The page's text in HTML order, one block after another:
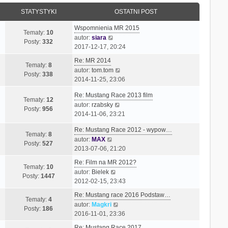
STATYSTYKI OSTATNI POST
Tematy:10
Posty:332
Wspomnienia MR 2015
autor: siara
y
e
t
l
n
j
o
s
z
y
p
o
s
2017-12-17, 20:24
Tematy: 8
Posty:338
Re: MR 2014
autor: tom.tom
y
w
e
l
a
j
o
s
y
p
2014-11-25, 23:06
Tematy:12
Posty:956
Re: Mustang Race 2013 film
autor: rzabsky
y
w
e
t
l
n
j
o
2014-11-06, 23:21
Tematy: 8
Posty:527
Re: Mustang Race 2012 - wypow…
autor: MAX
y
w
i
e
t
l
n
2013-07-06, 21:20
Tematy:10
Posty: 1447
Re: Film na MR 2012?
autor: Bielek
y
w
i
e
t
2012-02-15, 23:43
Tematy: 4
Posty:186
Re: Mustang race 2016 Podstaw…
autor: Magkri
y
2016-11-01, 23:36